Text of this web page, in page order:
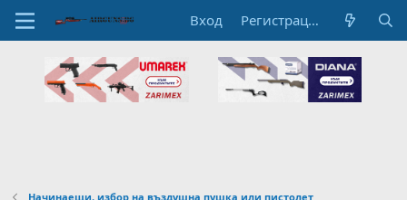
Вход Регистрация
Начинаещи, избор на въздушна пушка или пистолет